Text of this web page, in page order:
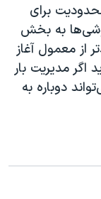
برای
می‌شد، اما از ۱۴۰۳ خاموشی‌ها به بخش
قطعی‌ها زودتر از معمول آغاز
مدیریت بار
تابستان ۱۴۰۵ نیز می‌تواند دوباره به